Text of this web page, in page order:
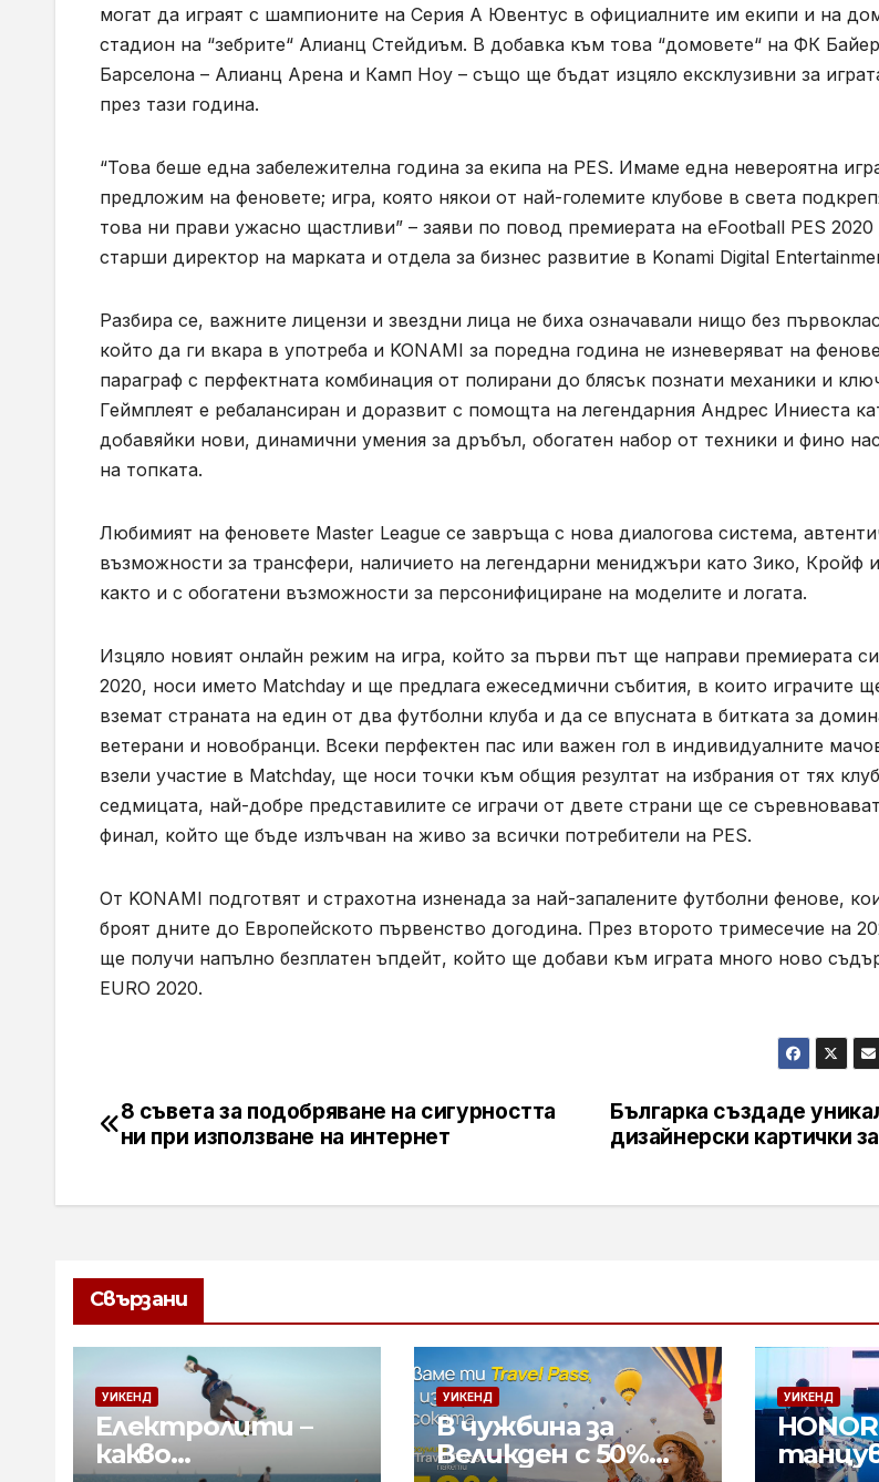
могат да играят с шампионите на Серия А Ювентус в официалните им екипи и на
стадион на “зебрите“ Алианц Стейдиъм. В добавка към това “домовете“ на ФК
Барселона – Алианц Арена и Камп Ноу – също ще бъдат изцяло ексклузивни за
през тази година.
“Това беше една забележителна година за екипа на PES. Имаме една невероятна
предложим на феновете; игра, която някои от най-големите клубове в света
това ни прави ужасно щастливи” – заяви по повод премиерата на eFootball PES
старши директор на марката и отдела за бизнес развитие в Konami Digital
Разбира се, важните лицензи и звездни лица не биха означавали нищо без
който да ги вкара в употреба и KONAMI за поредна година не изневеряват на
параграф с перфектната комбинация от полирани до блясък познати механики и
Геймплеят е ребалансиран и доразвит с помощта на легендарния Андрес Иниеста
добавяйки нови, динамични умения за дръбъл, обогатен набор от техники и фино
на топката.
Любимият на феновете Master League се завръща с нова диалогова система,
възможности за трансфери, наличието на легендарни мениджъри като Зико, Кройф
както и с обогатени възможности за персонифициране на моделите и логата.
Изцяло новият онлайн режим на игра, който за първи път ще направи премиерата
2020, носи името Matchday и ще предлага ежеседмични събития, в които играчите
вземат страната на един от два футболни клуба и да се впусната в битката за
ветерани и новобранци. Всеки перфектен пас или важен гол в индивидуалните
взели участие в Matchday, ще носи точки към общия резултат на избрания от тях
седмицата, най-добре представилите се играчи от двете страни ще се
финал, който ще бъде излъчван на живо за всички потребители на PES.
От KONAMI подготвят и страхотна изненада за най-запалените футболни фенове,
броят дните до Европейското първенство догодина. През второто тримесечие на
ще получи напълно безплатен ъпдейт, който ще добави към играта много ново
EURO 2020.
Навигация
Българка създаде
дизайнерски картички
8 съвета за подобряване на сигурността
ни при използване на интернет
Свързани
УИКЕНД
Електролити –
какво
УИКЕНД
В чужбина за
Великден с 50%
УИКЕНД